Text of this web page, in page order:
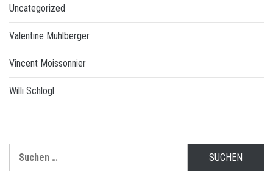
Uncategorized
Valentine Mühlberger
Vincent Moissonnier
Willi Schlögl
nach: